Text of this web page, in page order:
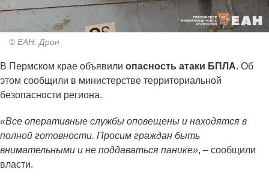
© ЕАН. Дрон
В Пермском крае объявили опасность атаки БПЛА. Об
этом сообщили в министерстве территориальной
безопасности региона.
«Все оперативные службы оповещены и находятся в
полной готовности. Просим граждан быть
внимательными и не поддаваться панике», – сообщили
власти.